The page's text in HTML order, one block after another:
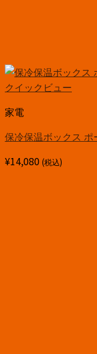
クイックビュー
家電
保冷保温ボックス
¥14,080 (税込)